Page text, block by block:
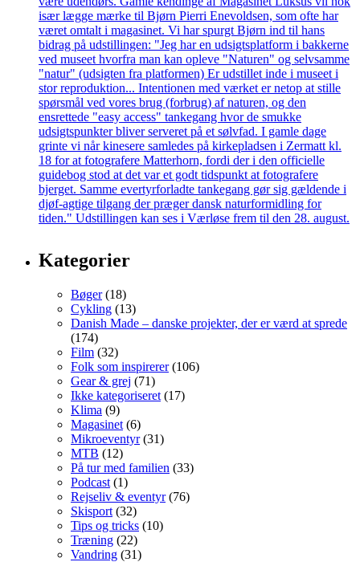
Kategorier
Bøger(18)
Cykling (13)
Danish Made – danske projekter, der er værd at sprede
(174)
Film (32)
Folk som inspirerer(106)
Gear & grej (71)
Ikke kategoriseret (17)
Klima (9)
Magasinet (6)
Mikroeventyr(31)
MTB (12)
På tur med familien (33)
Podcast (1)
Rejseliv & eventyr(76)
Skisport (32)
Tips og tricks (10)
Træning (22)
Vandring (31)